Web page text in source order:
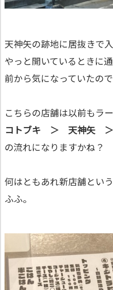
天神矢の跡地に居抜きで
やっと開いているときに
前から気になっていたので
こちらの店舗は以前もラ
コトブキ ＞ 天神矢
の流れになりますかね？
何はともあれ新店舗とい
ふふ。